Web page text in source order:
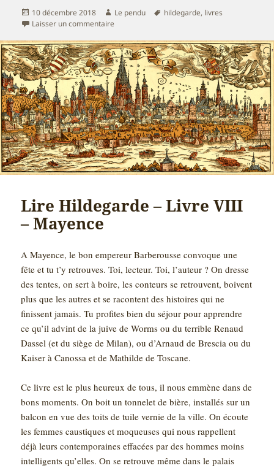
Publié
le
10 décembre 2018 Auteur
Le pendu
Mots-
hildegarde, livres
Laisser un commentairesur Lire Hildegarde – Livre IX – Apocalypse
Lire Hildegarde – Livre VIII
– Mayence
A Mayence, le bon empereur Barberousse convoque une
fête et tu t’y retrouves. Toi, lecteur. Toi, l’auteur ? On dresse
des tentes, on sert à boire, les conteurs se retrouvent, boivent
plus que les autres et se racontent des histoires qui ne
finissent jamais. Tu profites bien du séjour pour apprendre
ce qu’il advint de la juive de Worms ou du terrible Renaud
Dassel (et du siège de Milan), ou d’Arnaud de Brescia ou du
Kaiser à Canossa et de Mathilde de Toscane.
Ce livre est le plus heureux de tous, il nous emmène dans de
bons moments. On boit un tonnelet de bière, installés sur un
balcon en vue des toits de tuile vernie de la ville. On écoute
les femmes caustiques et moqueuses qui nous rappellent
déjà leurs contemporaines effacées par des hommes moins
intelligents qu’elles. On se retrouve même dans le palais